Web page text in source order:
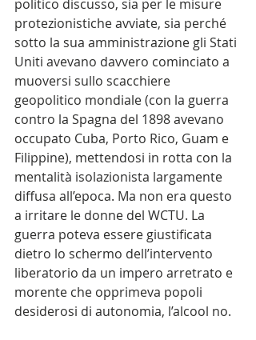
politico discusso, sia per le misure
protezionistiche avviate, sia perché
sotto la sua amministrazione gli Stati
Uniti avevano davvero cominciato a
muoversi sullo scacchiere
geopolitico mondiale (con la guerra
contro la Spagna del 1898 avevano
occupato Cuba, Porto Rico, Guam e
Filippine), mettendosi in rotta con la
mentalità isolazionista largamente
diffusa all’epoca. Ma non era questo
a irritare le donne del WCTU. La
guerra poteva essere giustificata
dietro lo schermo dell’intervento
liberatorio da un impero arretrato e
morente che opprimeva popoli
desiderosi di autonomia, l’alcool no.